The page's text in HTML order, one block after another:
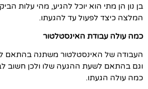
בן נון הן מתי הוא יוכל להגיע, מהי עלות
המלצה כיצד לפעול עד להגעתו.
כמה עולה עבודת האינסטלטור
העבודה של האינסטלטור משתנה בהתאם
וגם בהתאם לשעת ההגעה שלו ולכן חשוב
כמה עולה הגעתו.